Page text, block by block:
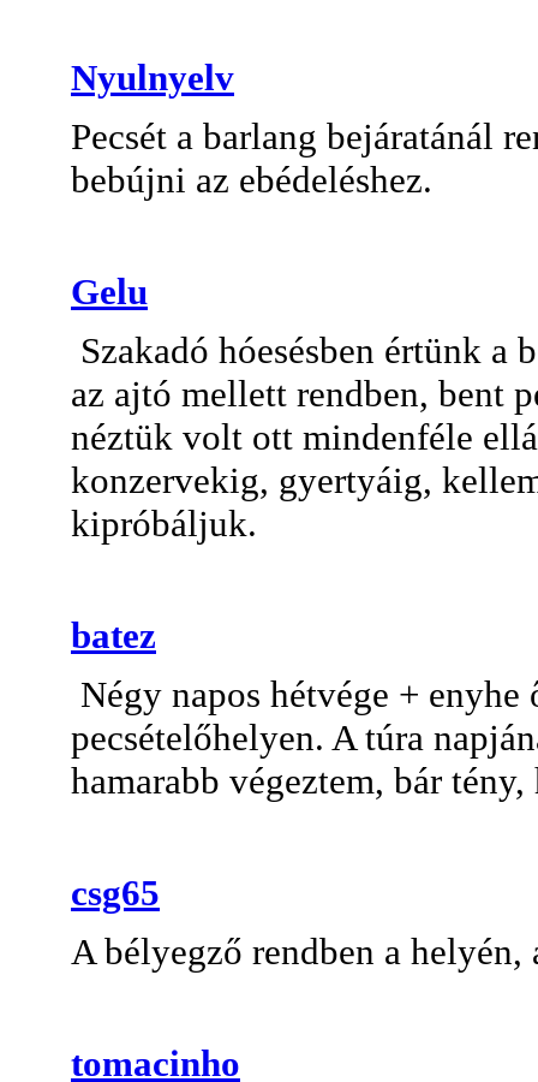
Nyulnyelv
Pecsét a barlang bejáratánál
bebújni az ebédeléshez.
Gelu
Szakadó hóesésben értünk a
az ajtó mellett rendben, bent
néztük volt ott mindenféle
konzervekig, gyertyáig,
kipróbáljuk.
batez
Négy napos hétvége +
pecsételőhelyen. A túra
hamarabb végeztem, bár
csg65
A bélyegző rendben a helyén,
tomacinho